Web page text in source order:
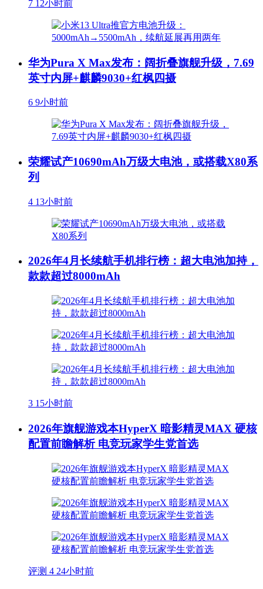
7 12小时前
华为Pura X Max发布：阔折叠旗舰升级，7.69
英寸内屏+麒麟9030+红枫四摄
6 9小时前
荣耀试产10690mAh万级大电池，或搭载X80系
列
4 13小时前
2026年4月长续航手机排行榜：超大电池加持，
款款超过8000mAh
3 15小时前
2026年旗舰游戏本HyperX 暗影精灵MAX 硬核
配置前瞻解析 电竞玩家学生党首选
评测 4 24小时前